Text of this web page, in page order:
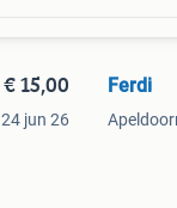
€ 15,00
24 jun 26
Ferdi